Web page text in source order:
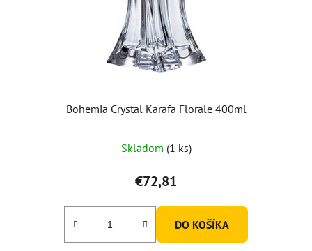
Bohemia Crystal Karafa Florale 400ml
Skladom (1 ks)
€72,81
DO KOŠÍKA